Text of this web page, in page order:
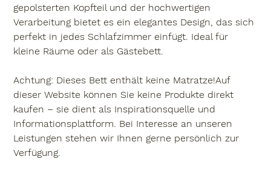
gepolsterten Kopfteil und der hochwertigen
Verarbeitung bietet es ein elegantes Design, das sich
perfekt in jedes Schlafzimmer einfügt. Ideal für
kleine Räume oder als Gästebett.
Achtung: Dieses Bett enthält keine Matratze!Auf
dieser Website können Sie keine Produkte direkt
kaufen – sie dient als Inspirationsquelle und
Informationsplattform. Bei Interesse an unseren
Leistungen stehen wir Ihnen gerne persönlich zur
Verfügung.